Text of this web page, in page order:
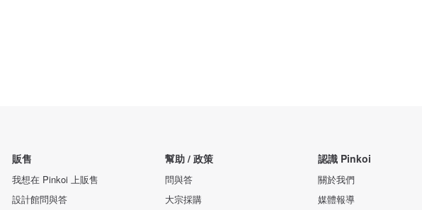
販售
我想在 Pinkoi 上販售
設計館問與答
幫助 / 政策
問與答
大宗採購
認識 Pinkoi
關於我們
媒體報導